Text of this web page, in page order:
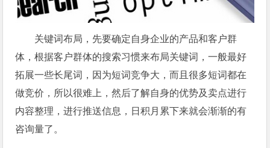
关键词布局，先要确定自身企业的产品和客户群
体，根据客户群体的搜索习惯来布局关键词，一般最好
拓展一些长尾词，因为短词竞争大，而且很多短词都在
做竞价，所以很难上，然后了解自身的优势及卖点进行
内容整理，进行推送信息，日积月累下来就会渐渐的有
咨询量了。